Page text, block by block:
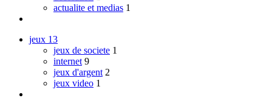
actualite et medias 1
jeux 13
jeux de societe 1
internet 9
jeux d'argent 2
jeux video 1